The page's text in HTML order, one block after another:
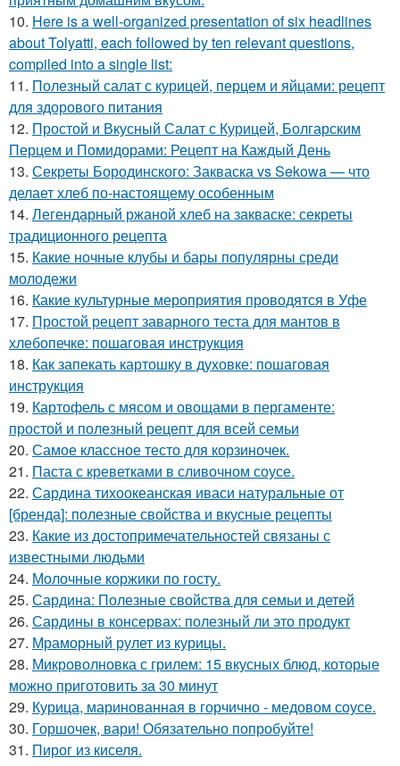
10. Here is a well-organized presentation of six headlines
about Tolyatti, each followed by ten relevant questions,
compiled into a single list:
11. Полезный салат с курицей, перцем и яйцами: рецепт
для здорового питания
12. Простой и Вкусный Салат с Курицей, Болгарским
Перцем и Помидорами: Рецепт на Каждый День
13. Секреты Бородинского: Закваска vs Sekowa — что
делает хлеб по-настоящему особенным
14. Легендарный ржаной хлеб на закваске: секреты
традиционного рецепта
15. Какие ночные клубы и бары популярны среди
молодежи
16. Какие культурные мероприятия проводятся в Уфе
17. Простой рецепт заварного теста для мантов в
хлебопечке: пошаговая инструкция
18. Как запекать картошку в духовке: пошаговая
инструкция
19. Картофель с мясом и овощами в пергаменте:
простой и полезный рецепт для всей семьи
20. Самое классное тесто для корзиночек.
21. Паста с креветками в сливочном соусе.
22. Сардина тихоокеанская иваси натуральные от
[бренда]: полезные свойства и вкусные рецепты
23. Какие из достопримечательностей связаны с
известными людьми
24. Молочные коржики по госту.
25. Сардина: Полезные свойства для семьи и детей
26. Сардины в консервах: полезный ли это продукт
27. Мраморный рулет из курицы.
28. Микроволновка с грилем: 15 вкусных блюд, которые
можно приготовить за 30 минут
29. Курица, маринованная в горчично - медовом соусе.
30. Горшочек, вари! Обязательно попробуйте!
31. Пирог из киселя.